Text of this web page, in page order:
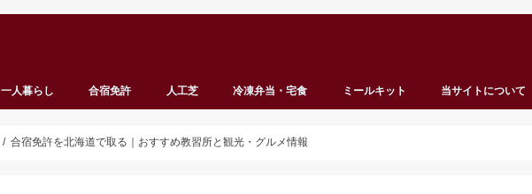
一人暮らし 合宿免許 人工芝 冷凍弁当・宅食 ミールキット 当サイトについて
合宿免許を北海道で取る｜おすすめ教習所と観光・グルメ情報